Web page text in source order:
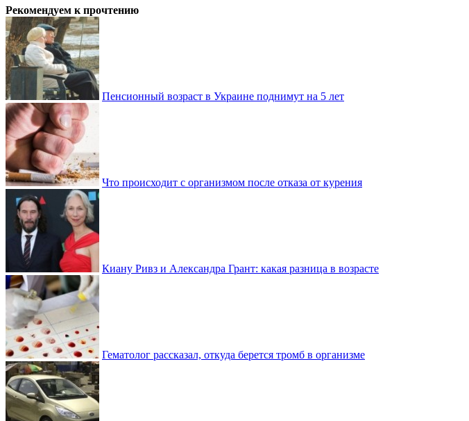
Рекомендуем к прочтению
Пенсионный возраст в Украине поднимут на 5 лет
Что происходит с организмом после отказа от курения
Киану Ривз и Александра Грант: какая разница в возрасте
Гематолог рассказал, откуда берется тромб в организме